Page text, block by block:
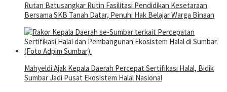
Rutan Batusangkar Rutin Fasilitasi Pendidikan Kesetaraan
Bersama SKB Tanah Datar, Penuhi Hak Belajar Warga Binaan
Mahyeldi Ajak Kepala Daerah Percepat Sertifikasi Halal, Bidik
Sumbar Jadi Pusat Ekosistem Halal Nasional